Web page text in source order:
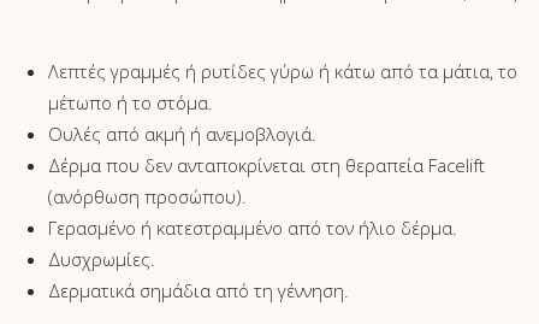
Λεπτές γραμμές ή ρυτίδες γύρω ή κάτω από τα μάτια, το
μέτωπο ή το στόμα.
Ουλές από ακμή ή ανεμοβλογιά.
Δέρμα που δεν ανταποκρίνεται στη θεραπεία Facelift
(ανόρθωση προσώπου).
Γερασμένο ή κατεστραμμένο από τον ήλιο δέρμα.
Δυσχρωμίες.
Δερματικά σημάδια από τη γέννηση.